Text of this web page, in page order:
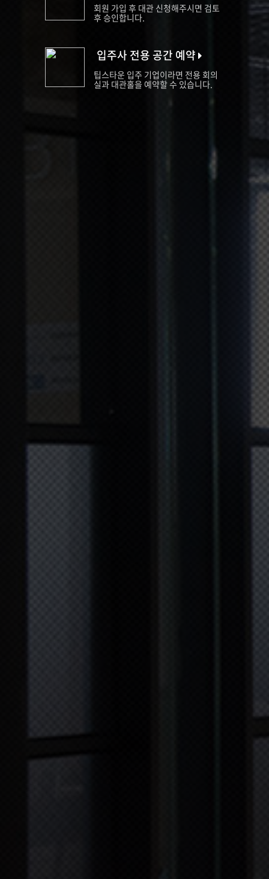
회원 가입 후 대관 신청해주시면 검토
후 승인합니다.
입주사 전용 공간 예약
팁스타운 입주 기업이라면 전용 회의
실과 대관홀을 예약할 수 있습니다.